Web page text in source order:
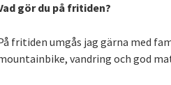
gör du på fritiden?
fritiden umgås jag gärna med
vandring och god